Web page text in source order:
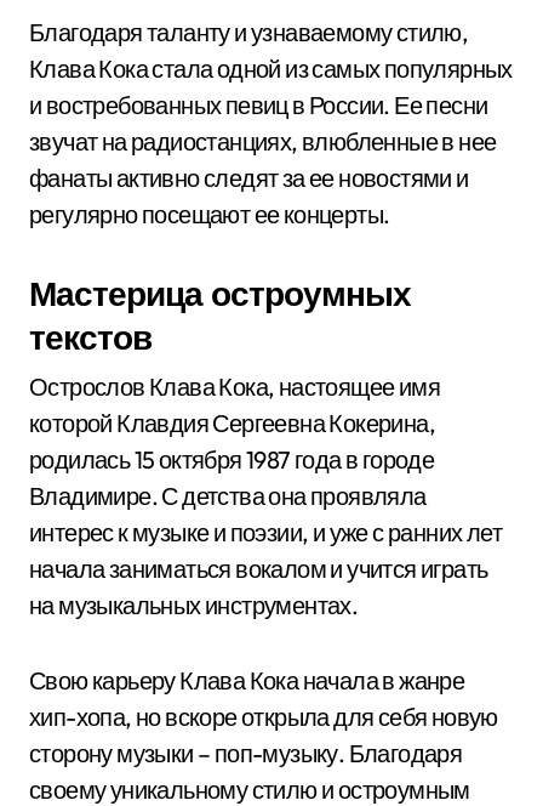
Благодаря таланту и узнаваемому стилю,
Клава Кока стала одной из самых популярных
и востребованных певиц в России. Ее песни
звучат на радиостанциях, влюбленные в нее
фанаты активно следят за ее новостями и
регулярно посещают ее концерты.
Мастерица остроумных
текстов
Острослов Клава Кока, настоящее имя
которой Клавдия Сергеевна Кокерина,
родилась 15 октября 1987 года в городе
Владимире. С детства она проявляла
интерес к музыке и поэзии, и уже с ранних лет
начала заниматься вокалом и учится играть
на музыкальных инструментах.
Свою карьеру Клава Кока начала в жанре
хип-хопа, но вскоре открыла для себя новую
сторону музыки – поп-музыку. Благодаря
своему уникальному стилю и остроумным